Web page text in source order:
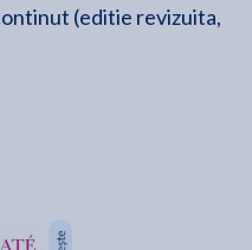
(editie revizuita,